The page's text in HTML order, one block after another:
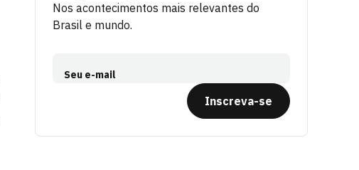
Nos acontecimentos mais relevantes do
Brasil e mundo.
Seu e-mail
Inscreva-se